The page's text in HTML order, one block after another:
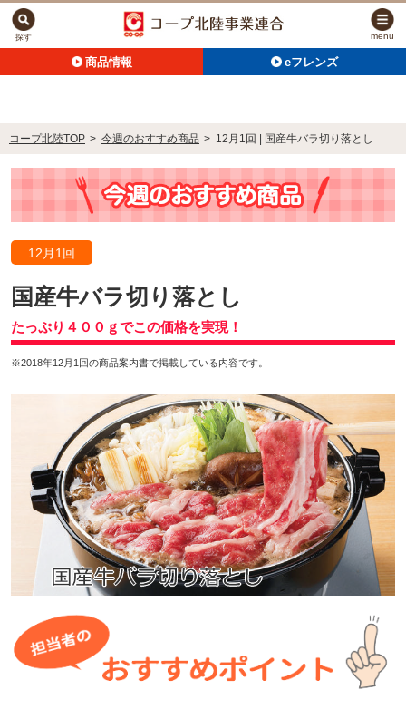
商品情報 eフレンズ
探す menu
コープ北陸TOP > 今週のおすすめ商品 > 12月1回 | 国産牛バラ切り落とし
12月1回
国産牛バラ切り落とし
たっぷり４００ｇでこの価格を実現！
※2018年12月1回の商品案内書で掲載している内容です。